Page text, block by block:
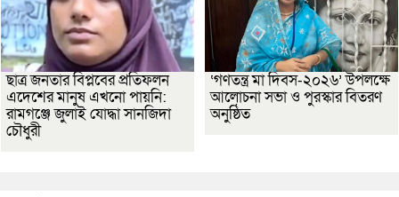
ছাত্র জনতার বিপ্লবের প্রতিফলন
এদেশের মানুষ এখনো পায়নি:
রামগঞ্জে জুলাই যোদ্ধা সানজিদা
চৌধুরী
‘গণতন্ত্র মা দিবস-২০২৬’ উপলক্ষে
আলোচনা সভা ও পুরস্কার বিতরণ
অনুষ্ঠিত